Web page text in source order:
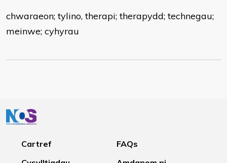
chwaraeon; tylino, therapi; therapydd; technegau;
meinwe; cyhyrau
Cartref
FAQs